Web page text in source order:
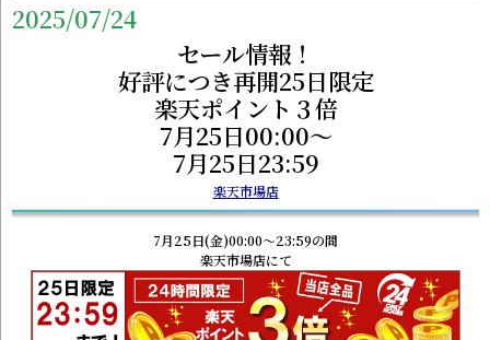
2025/07/24
セール情報！
好評につき再開25日限定
楽天ポイント３倍
7月25日00:00～
7月25日23:59
楽天市場店
7月25日(金)00:00～23:59の間
楽天市場店にて